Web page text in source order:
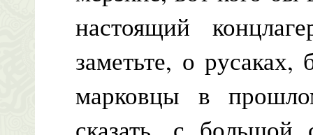
настоящий
заметьте, о
марковцы в